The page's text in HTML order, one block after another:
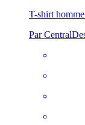
T-shirt homme
Par